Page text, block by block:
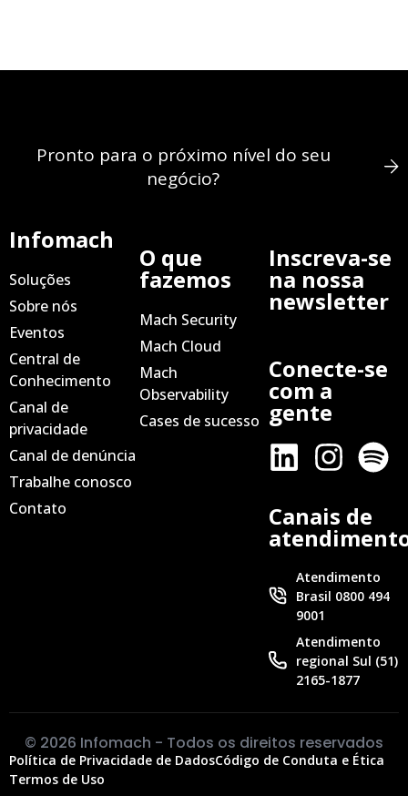
Pronto para o próximo nível do seu
negócio?
Infomach
Soluções
Sobre nós
Eventos
Central de
Conhecimento
Canal de
privacidade
Canal de denúncia
Trabalhe conosco
Contato
O que
fazemos
Mach Security
Mach Cloud
Mach
Observability
Cases de sucesso
Inscreva-se
na nossa
newsletter
Conecte-se
com a
gente
Canais de
Atendimento
Brasil 0800 494
9001
Atendimento
regional Sul (51)
2165-1877
© 2026 Infomach - Todos os direitos reservados
Política de Privacidade de DadosCódigo de Conduta e Ética
Termos de Uso